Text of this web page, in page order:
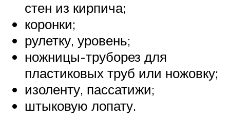
стен из кирпича;
коронки;
рулетку, уровень;
ножницы-труборез для
пластиковых труб или ножовку;
изоленту, пассатижи;
штыковую лопату.